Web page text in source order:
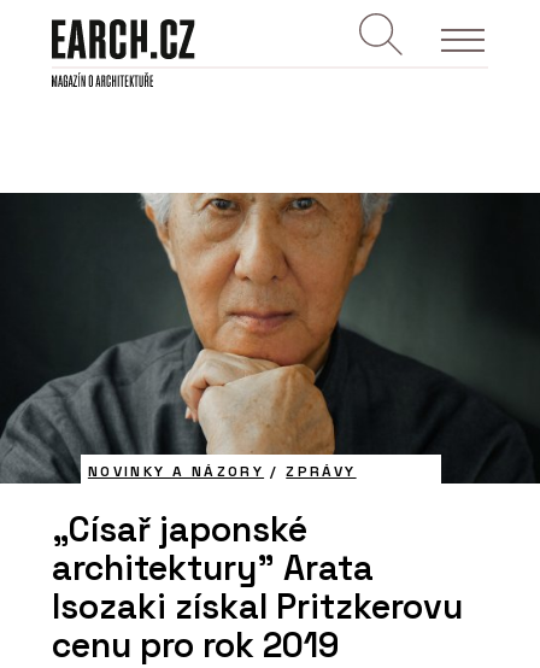
NOVINKY A NÁZORY /ZPRÁVY
„Císař japonské
architektury” Arata
Isozaki získal Pritzkerovu
cenu pro rok 2019